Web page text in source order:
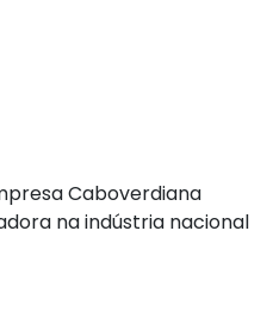
Caboverdiana
na indústria nacional